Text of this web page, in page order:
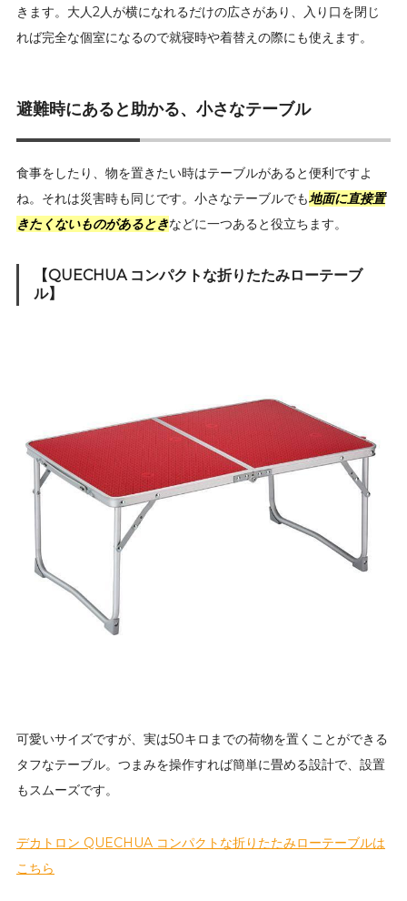
きます。大人2人が横になれるだけの広さがあり、入り口を閉じ
れば完全な個室になるので就寝時や着替えの際にも使えます。
避難時にあると助かる、小さなテーブル
食事をしたり、物を置きたい時はテーブルがあると便利ですよ
ね。それは災害時も同じです。小さなテーブルでも地面に直接置
きたくないものがあるときなどに一つあると役立ちます。
【QUECHUA コンパクトな折りたたみローテーブ
ル】
可愛いサイズですが、実は50キロまでの荷物を置くことができる
タフなテーブル。つまみを操作すれば簡単に畳める設計で、設置
もスムーズです。
デカトロン QUECHUA コンパクトな折りたたみローテーブルは
こちら